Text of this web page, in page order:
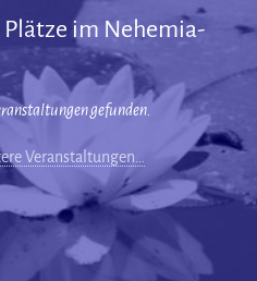
Plätze im Nehemia-
gefunden.
Veranstaltungen…